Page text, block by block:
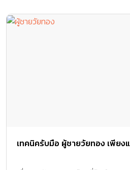
เทคนิครับมือ ผู้ชายวัยทอง เพียง